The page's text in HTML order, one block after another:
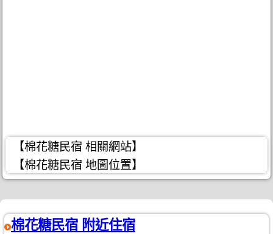
【棉花糖民宿 相關網站】
【棉花糖民宿 地圖位置】
棉花糖民宿 附近住宿